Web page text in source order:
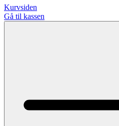
Kurvsiden
Gå til kassen